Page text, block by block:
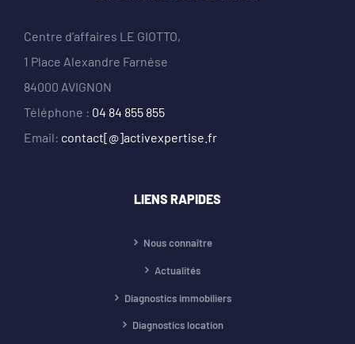
Centre d’affaires LE GIOTTO,
1 Place Alexandre Farnése
84000 AVIGNON
Téléphone : 04 84 855 855
Email: contact[@]activexpertise.fr
LIENS RAPIDES
Nous connaître
Actualités
Diagnostics immobiliers
Diagnostics location